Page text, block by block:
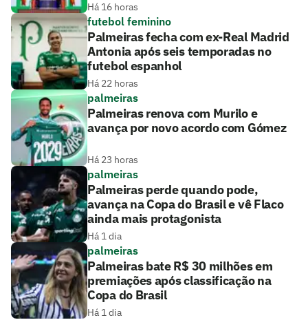
Há 16 horas
futebol feminino
Palmeiras fecha com ex-Real Madrid
Antonia após seis temporadas no
futebol espanhol
Há 22 horas
palmeiras
Palmeiras renova com Murilo e
avança por novo acordo com Gómez
Há 23 horas
palmeiras
Palmeiras perde quando pode,
avança na Copa do Brasil e vê Flaco
ainda mais protagonista
Há 1 dia
palmeiras
Palmeiras bate R$ 30 milhões em
premiações após classificação na
Copa do Brasil
Há 1 dia